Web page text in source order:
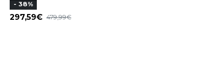
- 38%
297,59 479,99